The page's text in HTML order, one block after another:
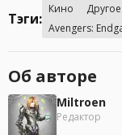
Тэги:
Кино Другое
Avengers:
Об авторе
Miltroen
Редактор